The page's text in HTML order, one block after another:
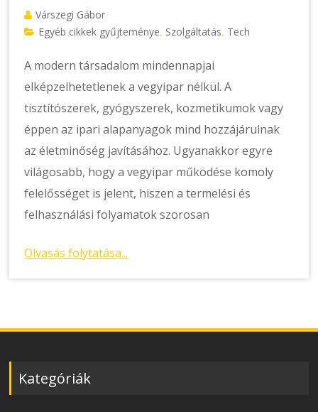
Várszegi Gábor
Egyéb cikkek gyűjteménye Szolgáltatás Tech
A modern társadalom mindennapjai
elképzelhetetlenek a vegyipar nélkül. A
tisztítószerek, gyógyszerek, kozmetikumok vagy
éppen az ipari alapanyagok mind hozzájárulnak
az életminőség javításához. Ugyanakkor egyre
világosabb, hogy a vegyipar működése komoly
felelősséget is jelent, hiszen a termelési és
felhasználási folyamatok szorosan
Olvasás folytatása...
Kategóriák